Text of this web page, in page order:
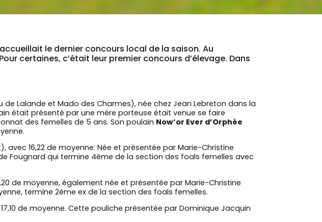
le dernier concours local de la saison. Au
certaines, c’était leur premier concours d’élevage. Dans
de Lalande et Mado des Charmes), née chez Jean Lebreton dans la
était présenté par une mère porteuse était venue se faire
des femelles de 5 ans. Son poulain Now’or Ever d’Orphée
avec 16,22 de moyenne. Née et présentée par Marie-Christine
Fougnard qui termine 4ème de la section des foals femelles avec
de moyenne, également née et présentée par Marie-Christine
termine 2ème ex de la section des foals femelles.
de moyenne. Cette pouliche présentée par Dominique Jacquin